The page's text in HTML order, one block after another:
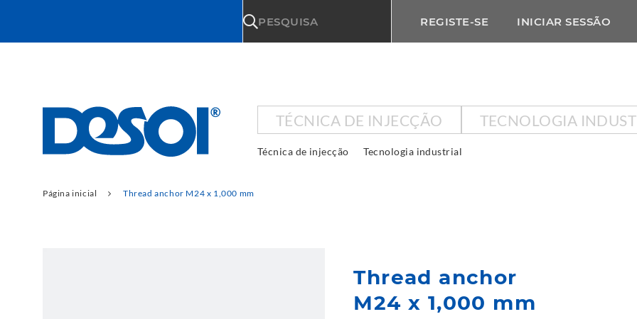
PESQUISA REGISTE-SE INICIAR SESSÃO
TÉCNICA DE INJECÇÃO TECNOLOGIA
Técnica de injecção Tecnologia industrial
Página inicial Thread anchor M24 x 1,000 mm
Thread anchor
M24 x 1,000 mm